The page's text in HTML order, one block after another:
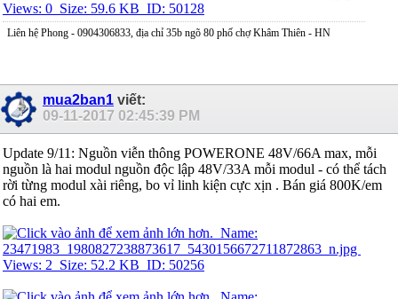
Liên hệ Phong - 0904306833, địa chỉ 35b ngõ 80 phố chợ Khâm Thiên - HN
mua2ban1 viết:
09-11-2017 02:45:39 PM
Update 9/11: Nguồn viễn thông POWERONE 48V/66A max, mỗi
nguồn là hai modul nguồn độc lập 48V/33A mỗi modul - có thể tách
rời từng modul xài riêng, bo vỉ linh kiện cực xịn . Bán giá 800K/em
có hai em.